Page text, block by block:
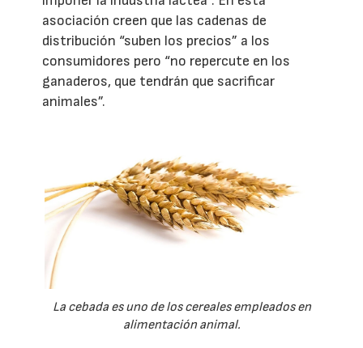
asociación creen que las cadenas de
distribución “suben los precios” a los
consumidores pero “no repercute en los
ganaderos, que tendrán que sacrificar
animales”.
La cebada es uno de los cereales empleados en
alimentación animal.